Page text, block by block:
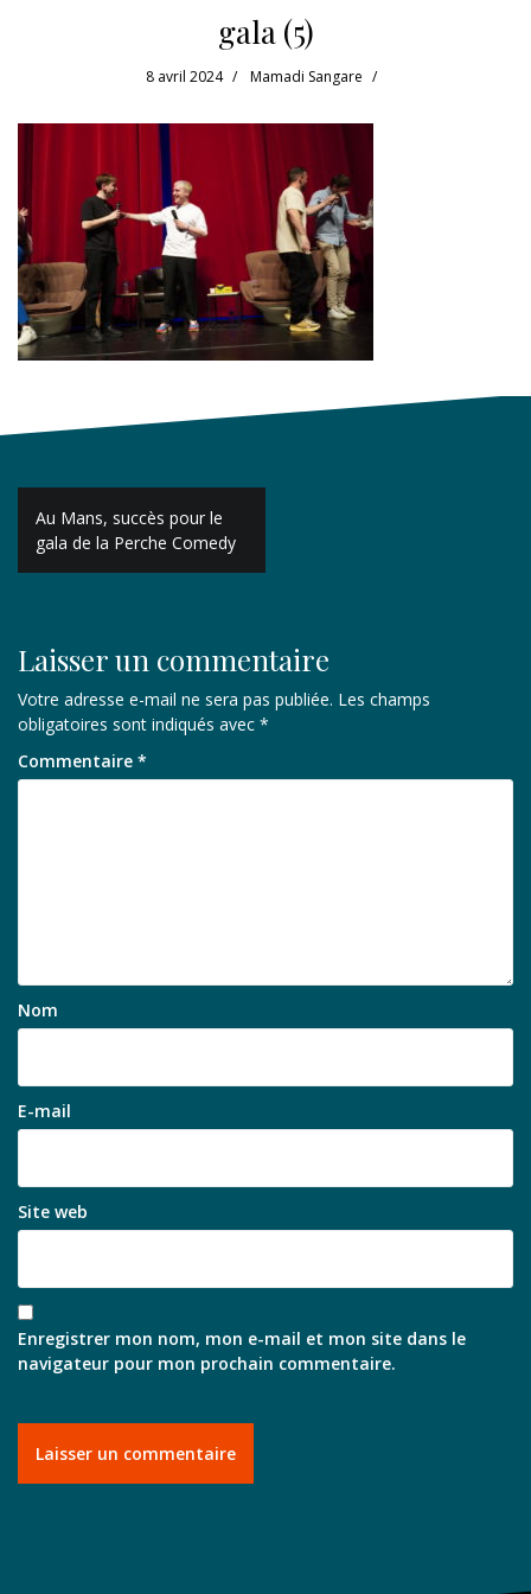
gala (5)
8 avril 2024 Mamadi Sangare
Navigation
de
l’article
Au Mans, succès pour le
gala de la Perche Comedy
Laisser un commentaire
Votre adresse e-mail ne sera pas publiée. Les champs
obligatoires sont indiqués avec *
Commentaire *
Nom
E-mail
Site web
Enregistrer mon nom, mon e-mail et mon site dans le
navigateur pour mon prochain commentaire.